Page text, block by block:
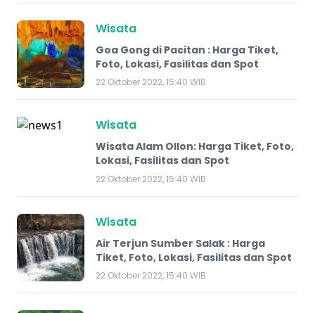
Wisata
Goa Gong di Pacitan : Harga Tiket,
Foto, Lokasi, Fasilitas dan Spot
22 Oktober 2022, 15:40 WIB
Wisata
Wisata Alam Ollon: Harga Tiket, Foto,
Lokasi, Fasilitas dan Spot
22 Oktober 2022, 15:40 WIB
Wisata
Air Terjun Sumber Salak : Harga
Tiket, Foto, Lokasi, Fasilitas dan Spot
22 Oktober 2022, 15:40 WIB